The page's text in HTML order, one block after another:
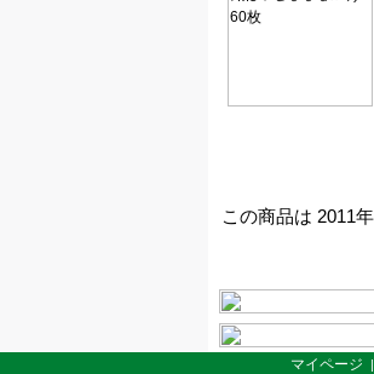
この商品は 2011
マイページ